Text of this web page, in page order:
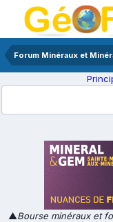
Forum Minéraux et
▲Bourse minéraux et